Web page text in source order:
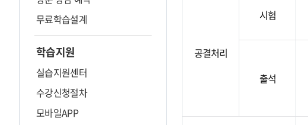
무료학습설계
학습지원
실습지원센터
수강신청절차
모바일APP
공결처리
시험
출석